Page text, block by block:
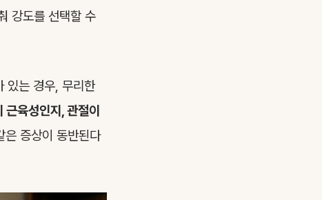
강도를 선택할 수
있는 경우, 무리한
근육성인지, 관절이
은 증상이 동반된다